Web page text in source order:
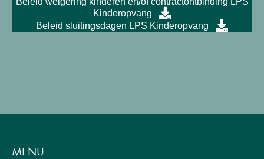
Kinderopvang
Beleid sluitingsdagen LPS Kinderopvang
MENU